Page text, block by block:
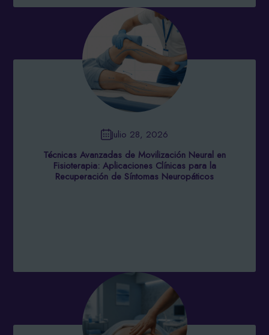
Julio 28, 2026
Técnicas Avanzadas de Movilización Neural en
Fisioterapia: Aplicaciones Clínicas para la
Recuperación de Síntomas Neuropáticos